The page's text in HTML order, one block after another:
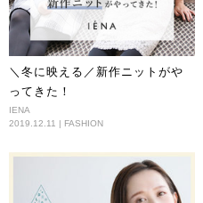
＼冬に映える／新作ニットがや
ってきた！
IENA
2019.12.11 | FASHION